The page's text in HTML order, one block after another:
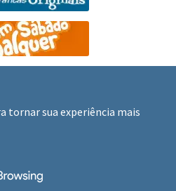
tornar sua experiência mais